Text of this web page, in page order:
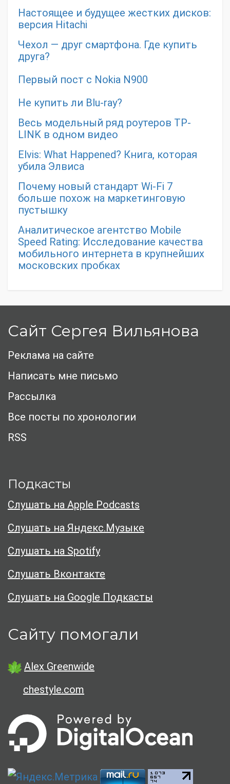
Настоящее и будущее жестких дисков:
версия Hitachi
Чехол — друг смартфона. Где купить
друга?
Первый пост с Nokia N900
Не купить ли Blu-ray?
Весь модельный ряд роутеров TP-
LINK в одном видео
Elvis: What Happened? Книга, которая
убила Элвиса
Почему новый стандарт Wi-Fi 7
больше похож на маркетинговую
пустышку
Аналитическое агентство Mobile
Speed Rating: Исследование качества
мобильного интернета в крупнейших
московских пробках
Сайт Сергея Вильянова
Реклама на сайте
Написать мне письмо
Рассылка
Все посты по хронологии
RSS
Подкасты
Слушать на Apple Podcasts
Слушать на Яндекс.Музыке
Слушать на Spotify
Слушать Вконтакте
Слушать на Google Подкасты
Сайту помогали
Alex Greenwide
chestyle.com